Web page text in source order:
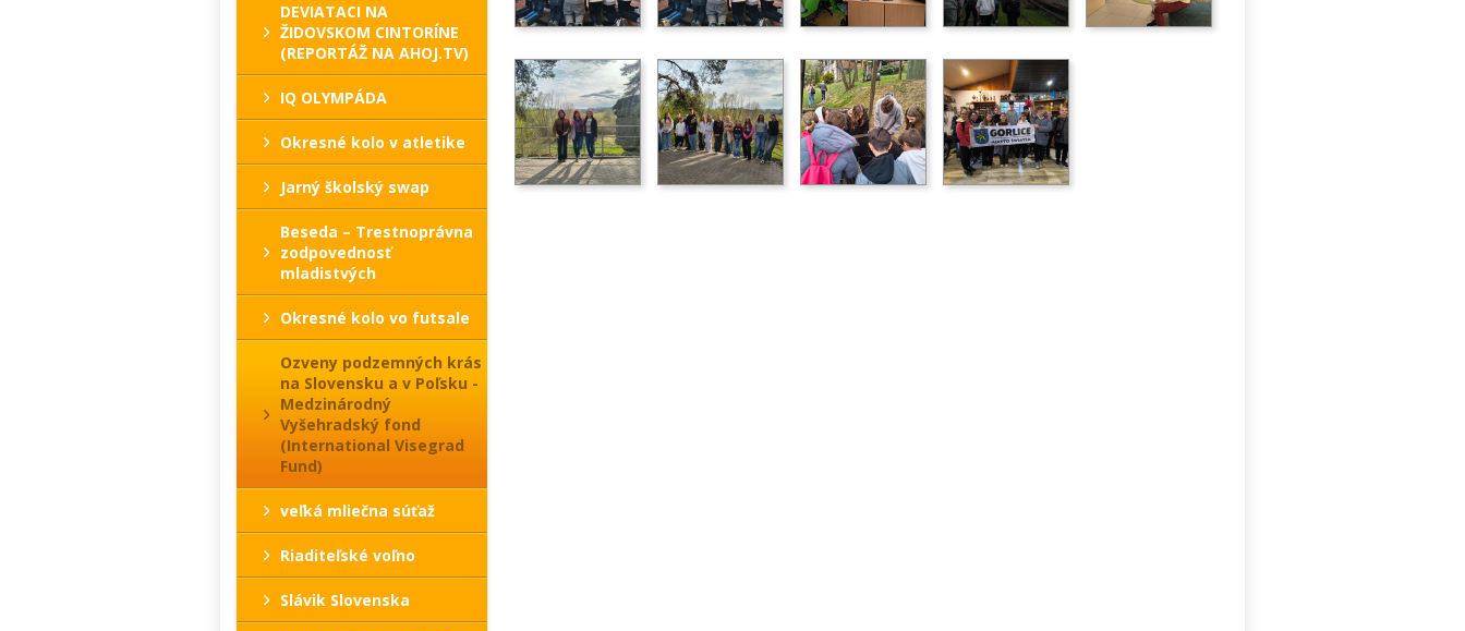
DEVIATACI NA
ŽIDOVSKOM CINTORÍNE
(REPORTÁŽ NA AHOJ.TV)
IQ OLYMPÁDA
Okresné kolo v atletike
Jarný školský swap
Beseda – Trestnoprávna
zodpovednosť
mladistvých
Okresné kolo vo futsale
Ozveny podzemných krás
na Slovensku a v Poľsku -
Medzinárodný
Vyšehradský fond
(International Visegrad
Fund)
veľká mliečna súťaž
Riaditeľské voľno
Slávik Slovenska